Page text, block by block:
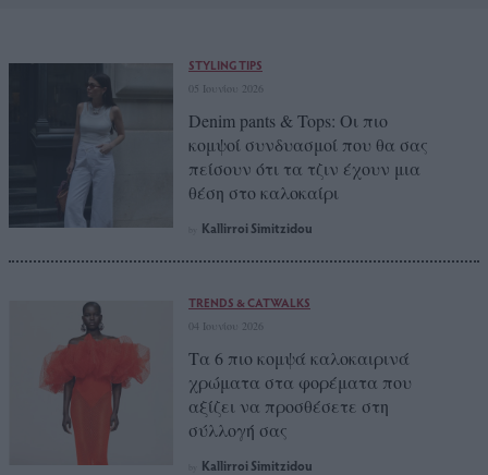
STYLING TIPS
05 Ιουνίου 2026
Denim pants & Tops: Οι πιο
κομψοί συνδυασμοί που θα σας
πείσουν ότι τα τζιν έχουν μια
θέση στο καλοκαίρι
Kallirroi Simitzidou
TRENDS & CATWALKS
04 Ιουνίου 2026
Τα 6 πιο κομψά καλοκαιρινά
χρώματα στα φορέματα που
αξίζει να προσθέσετε στη
σύλλογή σας
Kallirroi Simitzidou